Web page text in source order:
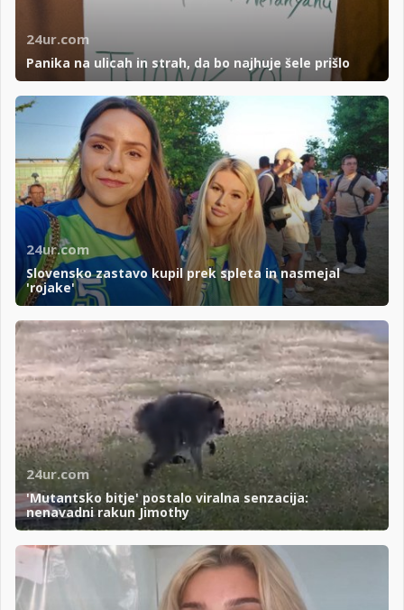
24ur.com
Panika na ulicah in strah, da bo najhuje šele prišlo
24ur.com
Slovensko zastavo kupil prek spleta in nasmejal
'rojake'
24ur.com
'Mutantsko bitje' postalo viralna senzacija:
nenavadni rakun Jimothy